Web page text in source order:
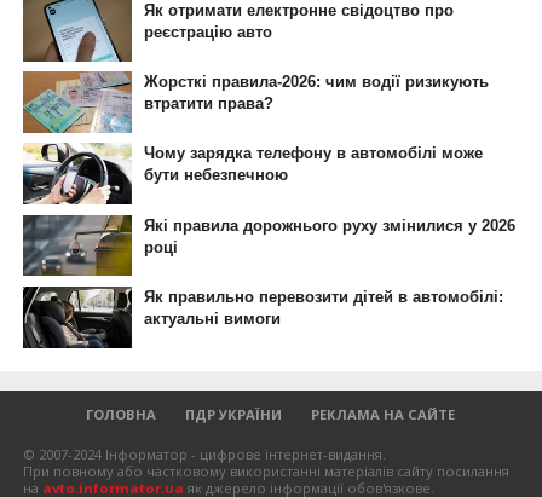
ГОЛОВНА ПДР УКРАЇНИ РЕКЛАМА НА САЙТЕ
© 2007-2024 Інформатор - цифрове інтернет-видання.
При повному або частковому використанні матеріалів сайту посилання
на avto.informator.ua як джерело інформації обов'язкове.